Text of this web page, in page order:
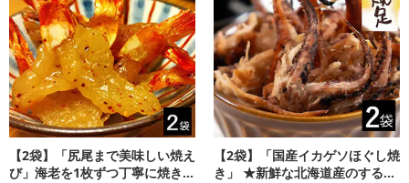
【2袋】「尻尾まで美味しい焼え
び」海老を1枚ずつ丁寧に焼き上
【2袋】「国産イカゲソほぐし焼
き」 ★新鮮な北海道産のするめ